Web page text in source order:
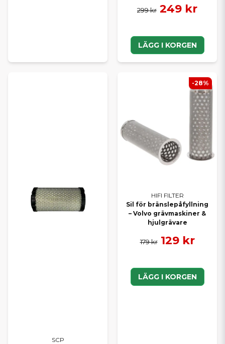
299 kr 249 kr
LÄGG I KORGEN
SCP
HIFI FILTER
Sil för bränslepåfyllning
– Volvo grävmaskiner &
hjulgrävare
179 kr 129 kr
LÄGG I KORGEN
-28%